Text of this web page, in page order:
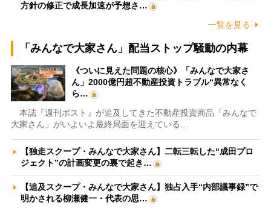
方針の修正で成長加速が予想さ…
一覧を見る
「みんなで大家さん」配当ストップ騒動の内幕
《ついに見えた問題の核心》「みんなで大家さ
ん」2000億円超不動産投資トラブル“異常なく
ら…
本誌『週刊ポスト』が追及してきた不動産投資商品「みんなで
大家さん」がいよいよ最終局面を迎えている…
【独走スクープ・みんなで大家さん】二転三転した“成田プロ
ジェクト”の計画変更の裏で起き…
【追及スクープ・みんなで大家さん】独占入手“内部議事録”で
明かされる柳瀬健一・代表の思…